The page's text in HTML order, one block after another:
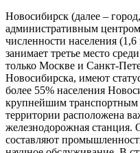
Новосибирск (далее –
административным
численности населения
занимает третье место
только Москве и Санкт-
Новосибирска, имеют
более 55% населения
крупнейшим транспортным
территории расположена
железнодорожная станция.
составляют